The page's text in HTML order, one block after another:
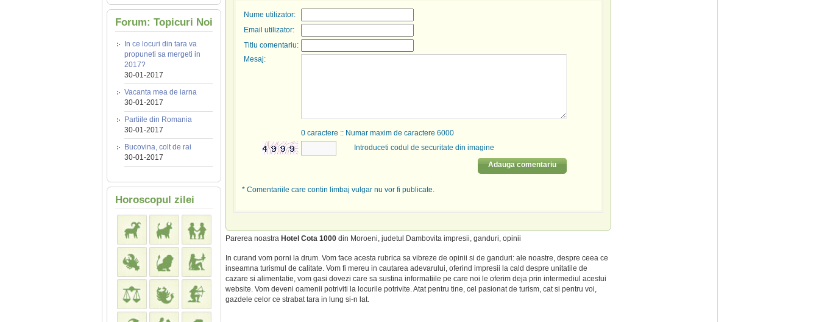
Forum: Topicuri Noi
In ce locuri din tara va
propuneti sa mergeti in
2017?
30-01-2017
Vacanta mea de iarna
30-01-2017
Partiile din Romania
30-01-2017
Bucovina, colt de rai
30-01-2017
Horoscopul zilei
Nume utilizator:
Email utilizator:
Titlu comentariu:
Mesaj:
0caractere :: Numar maxim de caractere 6000
Introduceti codul de securitate din imagine
Adauga comentariu
* Comentariile care contin limbaj vulgar nu vor fi publicate.
Parerea noastra Hotel Cota 1000din Moroeni, judetul Dambovita impresii, ganduri, opinii
In curand vom porni la drum. Vom face acesta rubrica sa vibreze de opinii si de ganduri: ale noastre, despre ceea ce
inseamna turismul de calitate. Vom fi mereu in cautarea adevarului, oferind impresii la cald despre unitatile de
cazare si alimentatie, vom gasi dovezi care sa sustina informatiile pe care noi le oferim deja prin intermediul acestui
website. Vom deveni oamenii potriviti la locurile potrivite. Atat pentru tine, cel pasionat de turism, cat si pentru voi,
gazdele celor ce strabat tara in lung si-n lat.